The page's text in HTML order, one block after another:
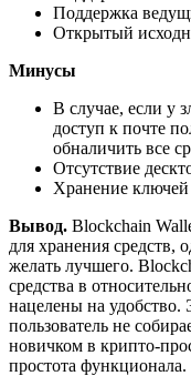
Поддержка
Открытый
Минусы
В случае, если у
доступ к почте
обналичить все
Отсутствие
Хранение ключей
Вывод. Blockchain
для хранения средств,
желать лучшего.
средства в
нацелены на удобство.
пользователь не
новичком в крипто-
простота функционала.